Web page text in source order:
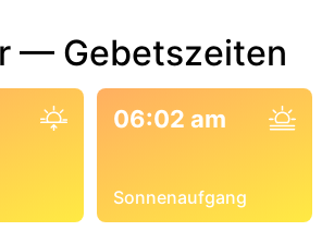
— Gebetszeiten
06:02 am
Sonnenaufgang